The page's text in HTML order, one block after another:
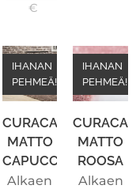
€
CURACAO
MATTO
CAPUCCINO
IHANAN
PEHMEÄ!
Alkaen
MATTO
ROOSA
IHANAN
PEHMEÄ!
Alkaen